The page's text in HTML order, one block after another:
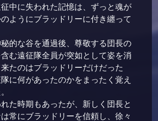
中に失われた記憶は、ずっと魂が
ようにブラッドリーに付き纏って
的な谷を通過後、尊敬する団長の
む遠征隊全員が突如として姿を消
たのはブラッドリーだけだった
に何があったのかをまったく覚え
た時期もあったが、新しく団長と
常にブラッドリーを信頼し、徐々